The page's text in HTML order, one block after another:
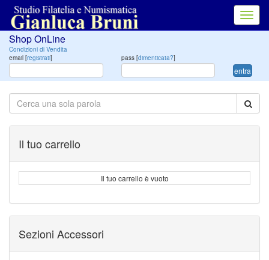
Shop OnLine
Condizioni di Vendita
email [registrati] pass [dimenticata?]
entra
Il tuo carrello
Il tuo carrello è vuoto
Sezioni Accessori